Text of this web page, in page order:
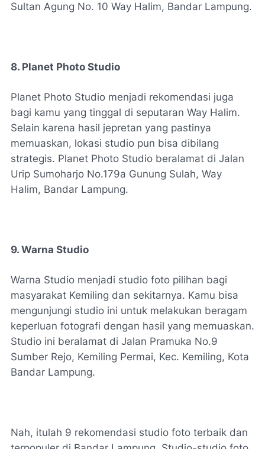
Sultan Agung No. 10 Way Halim, Bandar Lampung.
8. Planet Photo Studio
Planet Photo Studio menjadi rekomendasi juga
bagi kamu yang tinggal di seputaran Way Halim.
Selain karena hasil jepretan yang pastinya
memuaskan, lokasi studio pun bisa dibilang
strategis. Planet Photo Studio beralamat di Jalan
Urip Sumoharjo No.179a Gunung Sulah, Way
Halim, Bandar Lampung.
9. Warna Studio
Warna Studio menjadi studio foto pilihan bagi
masyarakat Kemiling dan sekitarnya. Kamu bisa
mengunjungi studio ini untuk melakukan beragam
keperluan fotografi dengan hasil yang memuaskan.
Studio ini beralamat di Jalan Pramuka No.9
Sumber Rejo, Kemiling Permai, Kec. Kemiling, Kota
Bandar Lampung.
Nah, itulah 9 rekomendasi studio foto terbaik dan